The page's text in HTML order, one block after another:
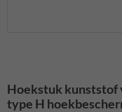
Hoekstuk kunststof
type H